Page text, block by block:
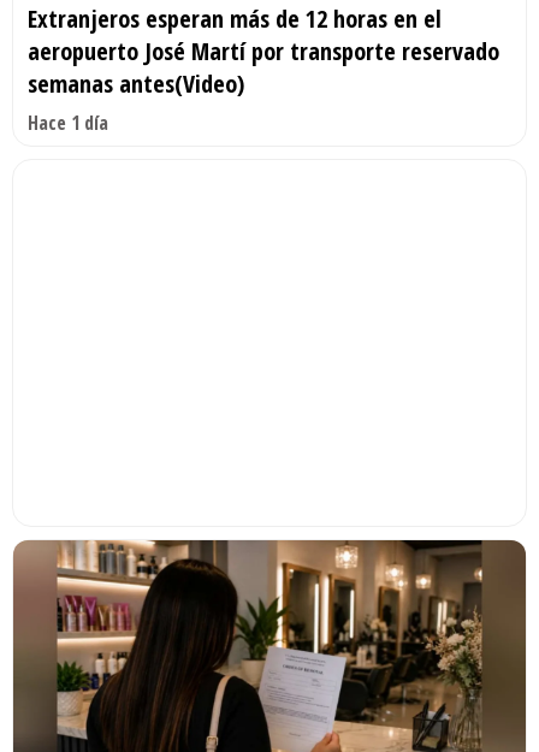
Extranjeros esperan más de 12 horas en el
aeropuerto José Martí por transporte reservado
semanas antes(Video)
Hace 1 día